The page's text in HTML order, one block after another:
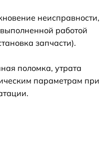
неисправности,
работой
запчасти).
поломка, утрата
параметрам при